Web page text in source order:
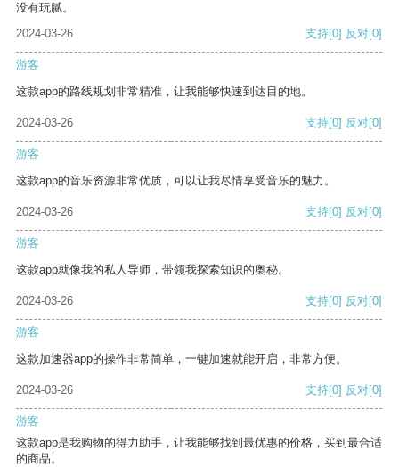
没有玩腻。
2024-03-26
支持[0] 反对[0]
游客
这款app的路线规划非常精准，让我能够快速到达目的地。
2024-03-26 支持[0] 反对[0]
游客
这款app的音乐资源非常优质，可以让我尽情享受音乐的魅力。
2024-03-26 支持[0] 反对[0]
游客
这款app就像我的私人导师，带领我探索知识的奥秘。
2024-03-26 支持[0] 反对[0]
游客
这款加速器app的操作非常简单，一键加速就能开启，非常方便。
2024-03-26 支持[0] 反对[0]
游客
这款app是我购物的得力助手，让我能够找到最优惠的价格，买到最合适
的商品。